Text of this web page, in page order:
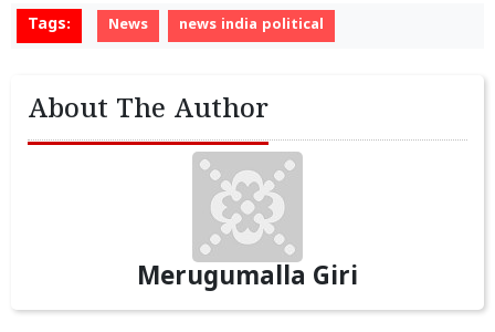
Tags: News news india political
About The Author
Merugumalla Giri